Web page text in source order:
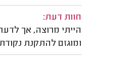
חוות דעת:
הייתי מרוצה, אך
ומוגזם להתקנת